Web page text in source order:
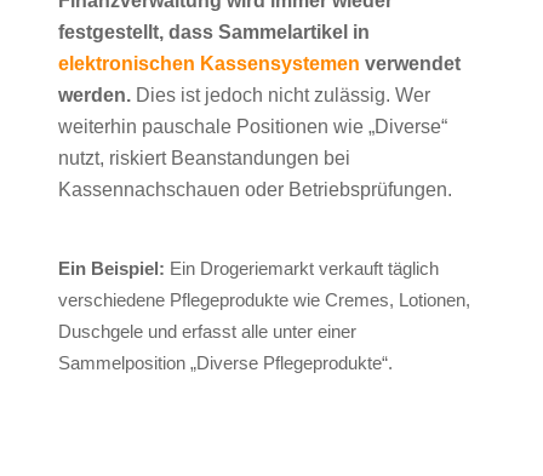
festgestellt, dass Sammelartikel in
elektronischen Kassensystemen verwendet
werden. Dies ist jedoch nicht zulässig. Wer
weiterhin pauschale Positionen wie „Diverse“
nutzt, riskiert Beanstandungen bei
Kassennachschauen oder Betriebsprüfungen.
Ein Beispiel: Ein Drogeriemarkt verkauft täglich
verschiedene Pflegeprodukte wie Cremes, Lotionen,
Duschgele und erfasst alle unter einer
Sammelposition „Diverse Pflegeprodukte“.